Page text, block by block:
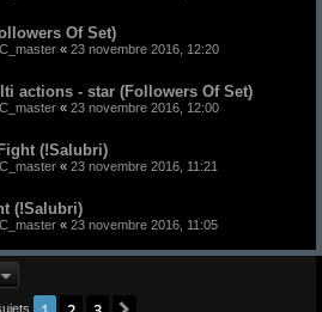
Of Set)
« 23 novembre 2016, 12:20
actions - star (Followers Of Set)
« 23 novembre 2016, 12:00
(!Salubri)
« 23 novembre 2016, 11:21
(!Salubri)
« 23 novembre 2016, 11:05